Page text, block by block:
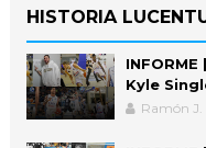
HISTORIA
Kyle
Ramón J.